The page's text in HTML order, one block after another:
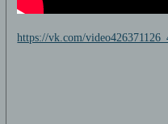
https://vk.com/